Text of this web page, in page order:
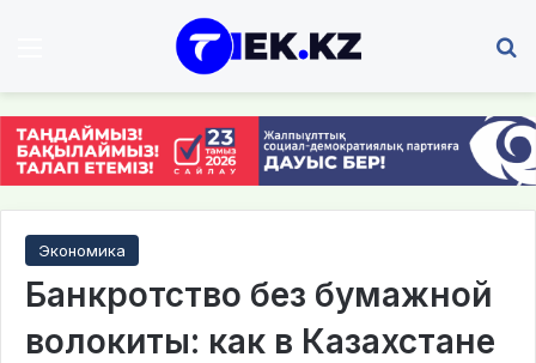
Экономика
Банкротство без бумажной
волокиты: как в Казахстане